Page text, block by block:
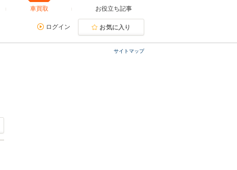
車買取 お役立ち記事
ログイン お気に入り
サイトマップ